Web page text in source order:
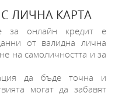
ЛИЧНА КАРТА
за онлайн кредит е
от валидна лична
на самоличността и за
да бъде точна и
могат да забавят